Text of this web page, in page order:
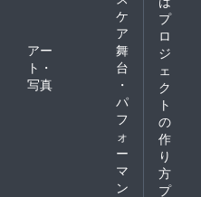
ケ
ア
アー
ト・
写真
舞
台
・
パ
フ
ォ
ー
マ
ン
プ
ロ
ジ
ェ
ク
ト
の
作
り
方
プ